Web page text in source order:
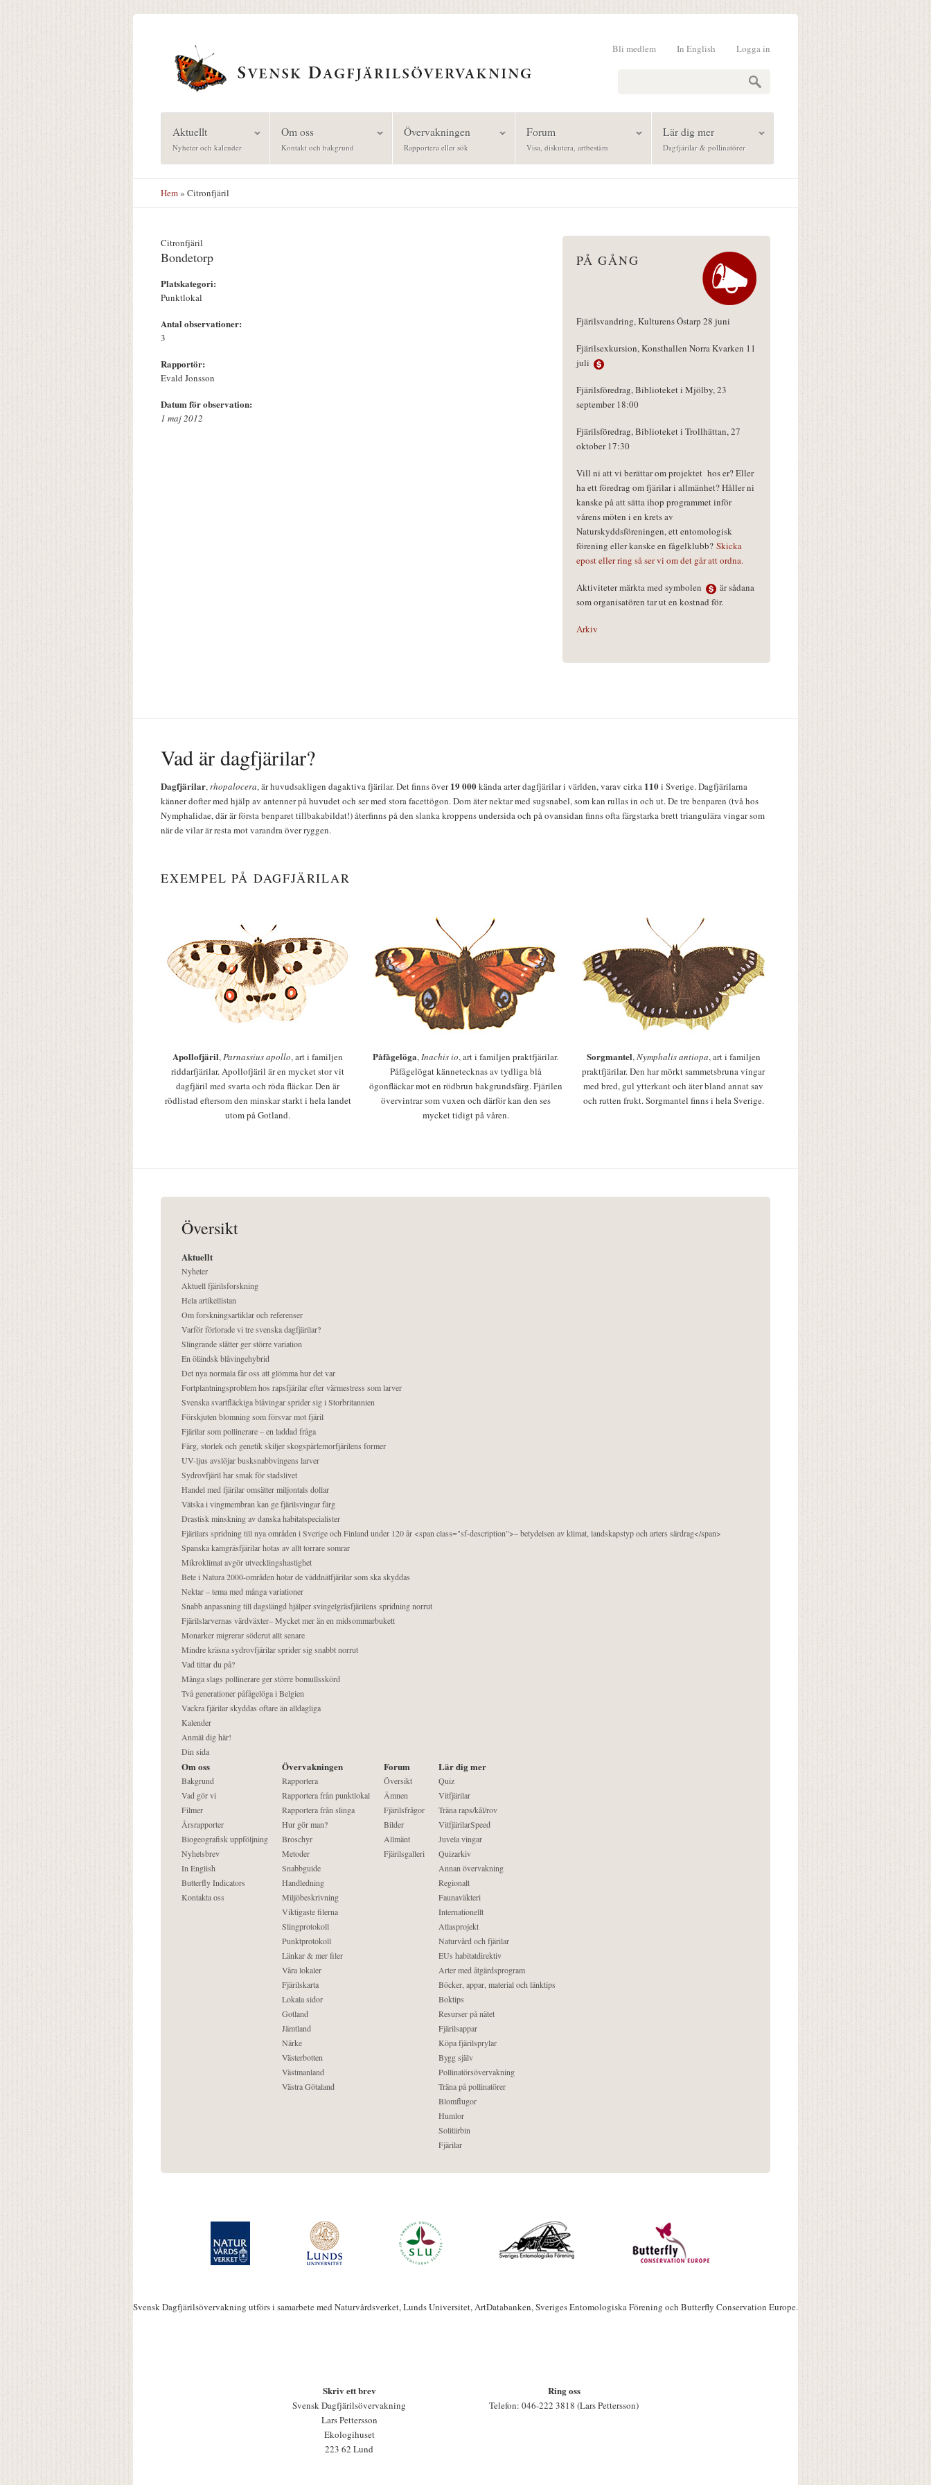
Logga in
In English
Bli medlem
Aktuellt
Nyheter och kalender
Om oss
Kontakt och bakgrund
Övervakningen
Rapportera eller sök
Forum
Visa, diskutera, artbestäm
Lär dig mer
Dagfjärilar & pollinatörer
Hem» Citronfjäril
Citronfjäril
Bondetorp
Platskategori:
Punktlokal
Antal observationer:
3
Rapportör:
Evald Jonsson
Datum för observation:
1 maj 2012
PÅ GÅNG
Fjärilsvandring, Kulturens Östarp 28 juni
Fjärilsexkursion, Konsthallen Norra Kvarken 11
juli
Fjärilsföredrag, Biblioteket i Mjölby, 23
september 18:00
Fjärilsföredrag, Biblioteket i Trollhättan, 27
oktober 17:30
Vill ni att vi berättar om projektet hos er? Eller
ha ett föredrag om fjärilar i allmänhet? Håller ni
kanske på att sätta ihop programmet inför
vårens möten i en krets av
Naturskyddsföreningen, ett entomologisk
förening eller kanske en fågelklubb? Skicka
epost eller ring så ser vi om det går att ordna.
Aktiviteter märkta med symbolen
är sådana
som organisatören tar ut en kostnad för.
Arkiv
Vad är dagfjärilar?
Dagfjärilar,rhopalocera, är huvudsakligen dagaktiva fjärilar. Det finns över19 000kända arter dagfjärilar i världen, varav cirka 110i Sverige. Dagfjärilarna
känner dofter med hjälp av antenner på huvudet och ser med stora facettögon. Dom äter nektar med sugsnabel, som kan rullas in och ut. De tre benparen (två hos
Nymphalidae, där är första benparet tillbakabildat!) återfinns på den slanka kroppens undersida och på ovansidan finns ofta färgstarka brett triangulära vingar som
när de vilar är resta mot varandra över ryggen.
EXEMPEL PÅ DAGFJÄRILAR
Apollofjäril,Parnassius apollo, art i familjen
riddarfjärilar. Apollofjäril är en mycket stor vit
dagfjäril med svarta och röda fläckar. Den är
rödlistad eftersom den minskar starkt i hela landet
utom på Gotland.
Påfågelöga,Inachis io, art i familjen praktfjärilar.
Påfågelögat kännetecknas av tydliga blå
ögonfläckar mot en rödbrun bakgrundsfärg. Fjärilen
övervintrar som vuxen och därför kan den ses
mycket tidigt på våren.
Sorgmantel,Nymphalis antiopa, art i familjen
praktfjärilar. Den har mörkt sammetsbruna vingar
med bred, gul ytterkant och äter bland annat sav
och rutten frukt. Sorgmantel finns i hela Sverige.
Översikt
Aktuellt
Nyheter
Aktuell fjärilsforskning
Hela artikellistan
Om forskningsartiklar och referenser
Varför förlorade vi tre svenska dagfjärilar?
Slingrande slåtter ger större variation
En öländsk blåvingehybrid
Det nya normala får oss att glömma hur det var
Fortplantningsproblem hos rapsfjärilar efter värmestress som larver
Svenska svartfläckiga blåvingar sprider sig i Storbritannien
Förskjuten blomning som försvar mot fjäril
Fjärilar som pollinerare – en laddad fråga
Färg, storlek och genetik skiljer skogspärlemorfjärilens former
UV-ljus avslöjar busksnabbvingens larver
Sydrovfjäril har smak för stadslivet
Handel med fjärilar omsätter miljontals dollar
Vätska i vingmembran kan ge fjärilsvingar färg
Drastisk minskning av danska habitatspecialister
Fjärilars spridning till nya områden i Sverige och Finland under 120 år <span class="sf-description">– betydelsen av klimat, landskapstyp och arters särdrag</span>
Spanska kamgräsfjärilar hotas av allt torrare somrar
Mikroklimat avgör utvecklingshastighet
Bete i Natura 2000-områden hotar de väddnätfjärilar som ska skyddas
Nektar – tema med många variationer
Snabb anpassning till dagslängd hjälper svingelgräsfjärilens spridning norrut
Fjärilslarvernas värdväxter– Mycket mer än en midsommarbukett
Monarker migrerar söderut allt senare
Mindre kräsna sydrovfjärilar sprider sig snabbt norrut
Vad tittar du på?
Många slags pollinerare ger större bomullsskörd
Två generationer påfågelöga i Belgien
Vackra fjärilar skyddas oftare än alldagliga
Kalender
Anmäl dig här!
Din sida
Om oss
Bakgrund
Vad gör vi
Filmer
Årsrapporter
Biogeografisk uppföljning
Nyhetsbrev
In English
Butterfly Indicators
Kontakta oss
Övervakningen
Rapportera
Rapportera från punktlokal
Rapportera från slinga
Hur gör man?
Broschyr
Metoder
Snabbguide
Handledning
Miljöbeskrivning
Viktigaste filerna
Slingprotokoll
Punktprotokoll
Länkar & mer filer
Våra lokaler
Fjärilskarta
Lokala sidor
Gotland
Jämtland
Närke
Västerbotten
Västmanland
Västra Götaland
Forum
Översikt
Ämnen
Fjärilsfrågor
Bilder
Allmänt
Fjärilsgalleri
Lär dig mer
Quiz
Vitfjärilar
Träna raps/kål/rov
VitfjärilarSpeed
Juvela vingar
Quizarkiv
Annan övervakning
Regionalt
Faunaväkteri
Internationellt
Atlasprojekt
Naturvård och fjärilar
EUs habitatdirektiv
Arter med åtgärdsprogram
Böcker, appar, material och länktips
Boktips
Resurser på nätet
Fjärilsappar
Köpa fjärilsprylar
Bygg själv
Pollinatörsövervakning
Träna på pollinatörer
Blomflugor
Humlor
Solitärbin
Fjärilar
Svensk Dagfjärilsövervakning utförs i samarbete med Naturvårdsverket, Lunds Universitet, ArtDatabanken, Sveriges Entomologiska Förening och Butterfly Conservation Europe.
Skriv ett brev
Svensk Dagfjärilsövervakning
Lars Pettersson
Ekologihuset
223 62 Lund
Ring oss
Telefon: 046-222 3818 (Lars Pettersson)